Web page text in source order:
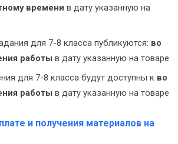
времени в дату указанную на
для 7-8 класса публикуются: во
работы в дату указанную на товаре
для 7-8 класса будут доступны к во
работы в дату указанную на товаре
и получения материалов на